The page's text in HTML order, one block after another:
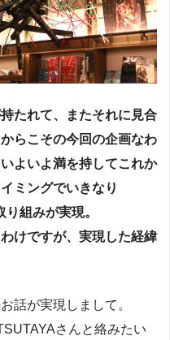
たれて、またそれに見合
らこその今回の企画なわ
よいよ満を持してこれか
ミングでいきなり
組みが実現。
けですが、実現した経緯
話が実現しまして。
さんと絡みたい